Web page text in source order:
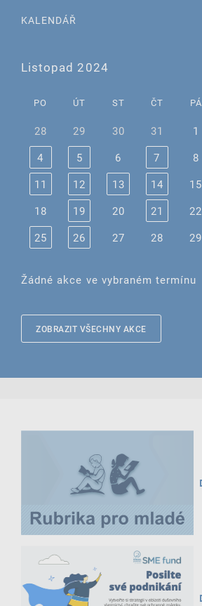
KALENDÁŘ
Listopad 2024
PO ÚT ST ČT PÁ
28 29 30 31 1
4
5 6 7 8
11
12 13 14 15
18
19 20 21 22
25
26 27 28 29
Žádné akce ve vybraném termínu
ZOBRAZIT VŠECHNY AKCE